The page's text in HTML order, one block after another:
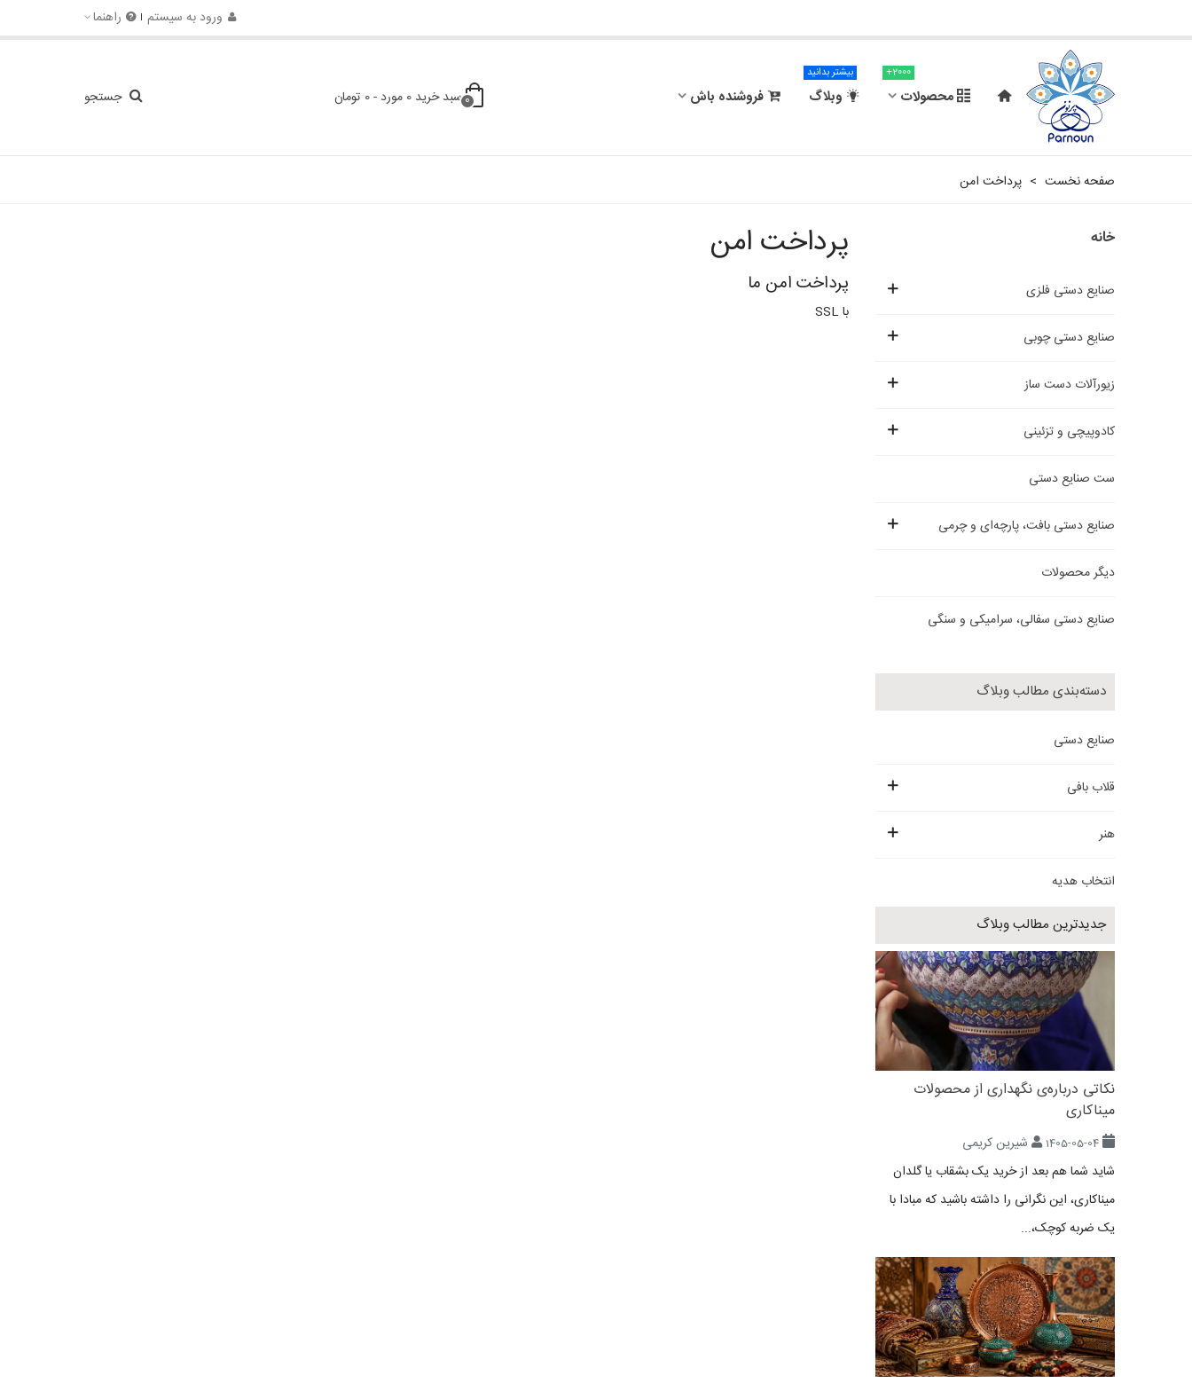
ورود به سیستم راهنما
محصولات
2000+
وبلاگ
بیشتر بدانید
فروشنده باش 0سبد خرید 0 مورد -0 تومان جستجو
صفحه نخست > پرداخت امن
خانه
صنایع دستی فلزی
صنایع دستی چوبی
زیورآلات دست ساز
کادوپیچی و تزئینی
ست صنایع دستی
صنایع دستی بافت، پارچه‌ای و چرمی
دیگر محصولات
صنایع دستی سفالی، سرامیکی و سنگی
دسته‌بندی مطالب وبلاگ
صنایع دستی
قلاب بافی
هنر
انتخاب هدیه
جدیدترین مطالب وبلاگ
نکاتی درباره‌ی نگهداری از محصولات
میناکاری
1405-05-04
شیرین کریمی
شاید شما هم بعد از خرید یک بشقاب یا گلدان
میناکاری، این نگرانی را داشته باشید که مبادا با
یک ضربه کوچک،...
پرداخت امن
پرداخت امن ما
با SSL